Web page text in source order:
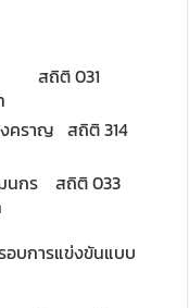
สถิติ 031
งคราญ สถิติ 314
นกร สถิติ 033
อบการแข่งขันแบบ